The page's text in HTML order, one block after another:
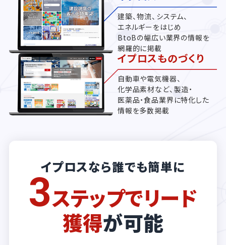
建築、物流、システム、
エネルギーをはじめ
BtoBの幅広い業界の情報を
網羅的に掲載
イプロスものづくり
自動車や電気機器、
化学品素材など、製造・
医薬品・食品業界に特化した
情報を多数掲載
イプロスなら誰でも簡単に
3ステップでリード
獲得が可能